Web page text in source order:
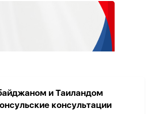
и Таиландом
консультации